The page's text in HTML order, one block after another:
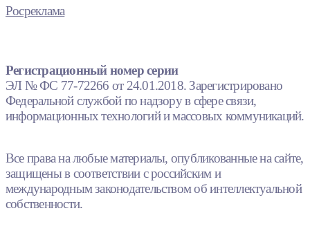
Росреклама
Регистрационный номер серии
ЭЛ № ФС 77-72266 от 24.01.2018. Зарегистрировано
Федеральной службой по надзору в сфере связи,
информационных технологий и массовых коммуникаций.
Все права на любые материалы, опубликованные на сайте,
защищены в соответствии с российским и
международным законодательством об интеллектуальной
собственности.